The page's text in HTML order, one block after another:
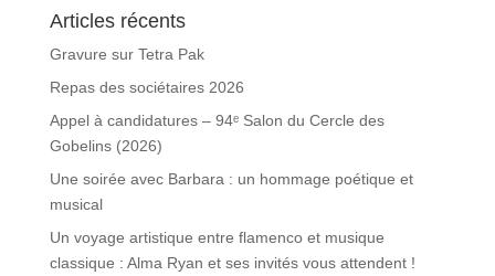
Articles récents
Gravure sur Tetra Pak
Repas des sociétaires 2026
Appel à candidatures – 94ᵉ Salon du Cercle des
Gobelins (2026)
Une soirée avec Barbara : un hommage poétique et
musical
Un voyage artistique entre flamenco et musique
classique : Alma Ryan et ses invités vous attendent !